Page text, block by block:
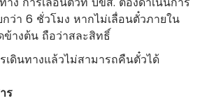
ว่า 6 ชั่วโมง หากไม่เลื่อนตั๋วภายใน
ข้างต้น ถือว่าสละสิทธิ์
เดินทางแล้วไม่สามารถคืนตั๋วได้
ร